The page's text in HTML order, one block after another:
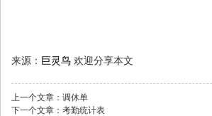
来源： 巨灵鸟 欢迎分享本文
上一个文章： 调休单
下一个文章： 考勤统计表